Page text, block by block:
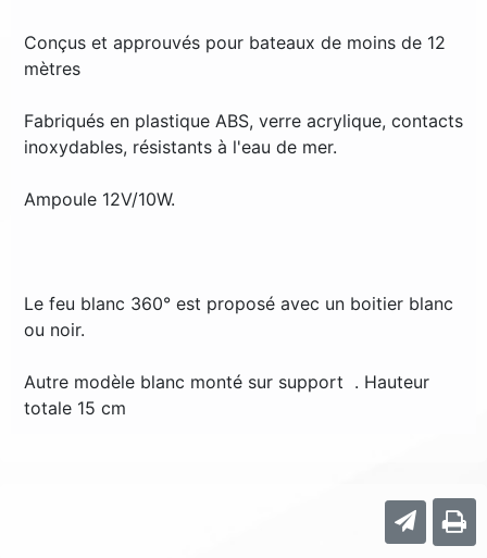
Conçus et approuvés pour bateaux de moins de 12
mètres
Fabriqués en plastique ABS, verre acrylique, contacts
inoxydables, résistants à l'eau de mer.
Ampoule 12V/10W.
Le feu blanc 360° est proposé avec un boitier blanc
ou noir.
Autre modèle blanc monté sur support . Hauteur
totale 15 cm